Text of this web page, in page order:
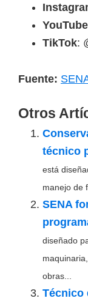
YouTube
TikTok:
Fuente:
Otros
técnico
está
manejo de
SENA
diseñado
obras...
Técnico